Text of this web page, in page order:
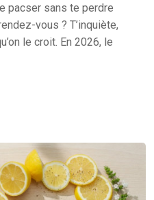
pacser sans te perdre
vous ? T’inquiète,
le croit. En 2026, le